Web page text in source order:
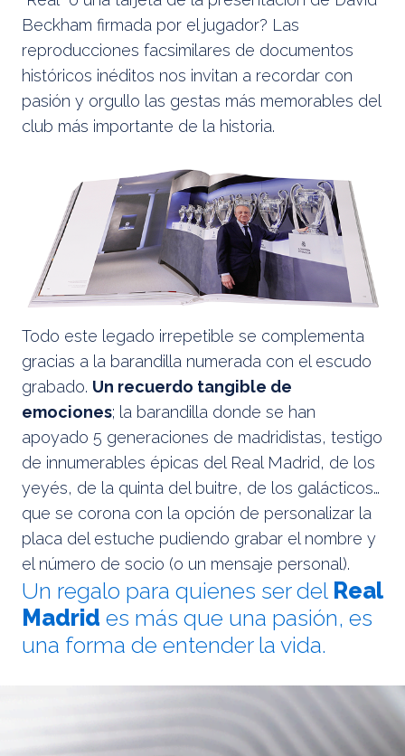
Beckham firmada por el jugador? Las
reproducciones facsimilares de documentos
históricos inéditos nos invitan a recordar con
pasión y orgullo las gestas más memorables del
club más importante de la historia.
Todo este legado irrepetible se complementa
gracias a la barandilla numerada con el escudo
grabado. Un recuerdo tangible de
emociones; la barandilla donde se han
apoyado 5 generaciones de madridistas, testigo
de innumerables épicas del Real Madrid, de los
yeyés, de la quinta del buitre, de los galácticos…
que se corona con la opción de personalizar la
placa del estuche pudiendo grabar el nombre y
el número de socio (o un mensaje personal).
Un regalo para quienes ser del Real
Madrid es más que una pasión, es
una forma de entender la vida.